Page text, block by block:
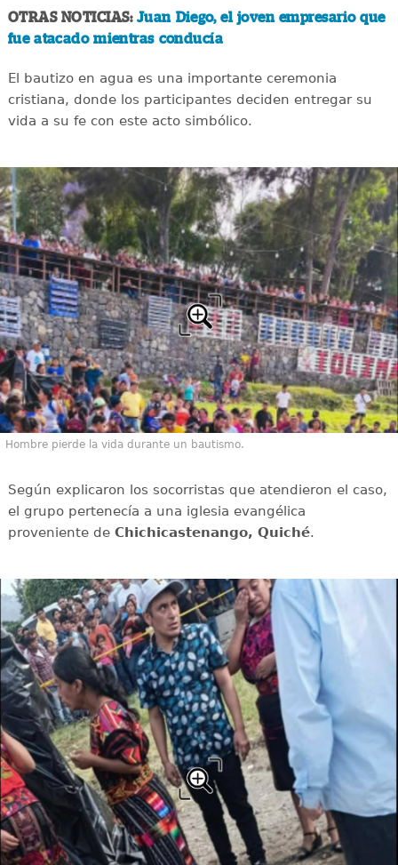
OTRAS NOTICIAS: Juan Diego, el joven empresario que
fue atacado mientras conducía
El bautizo en agua es una importante ceremonia
cristiana, donde los participantes deciden entregar su
vida a su fe con este acto simbólico.
Hombre pierde la vida durante un bautismo.
Según explicaron los socorristas que atendieron el caso,
el grupo pertenecía a una iglesia evangélica
proveniente de Chichicastenango, Quiché.